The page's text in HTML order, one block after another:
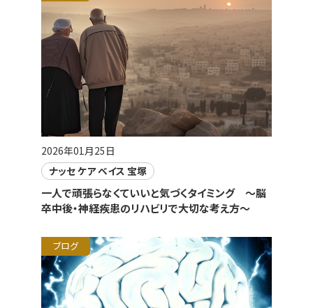
2026年01月25日
ナッセ ケア ベイス 宝塚
一人で頑張らなくていいと気づくタイミング ～脳
卒中後・神経疾患のリハビリで大切な考え方～
ブログ